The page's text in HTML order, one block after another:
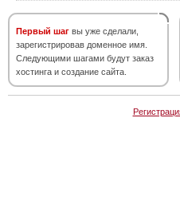
Первый шаг вы уже сделали,
зарегистрировав доменное имя.
Следующими шагами будут заказ
хостинга и создание сайта.